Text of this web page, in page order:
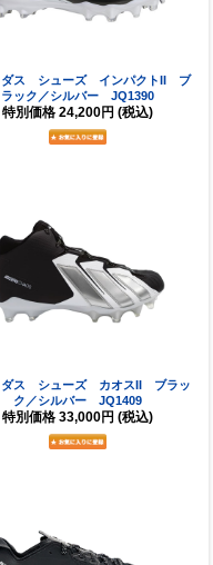
ダス シューズ インパクトII ブ
ラック／シルバー JQ1390
特別価格 24,200円 (税込)
ダス シューズ カオスII ブラッ
ク／シルバー JQ1409
特別価格 33,000円 (税込)